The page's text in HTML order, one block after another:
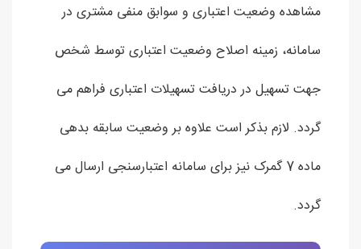
مشاهده وضعیت اعتباری و سوابق منفی مشتری در
سامانه، زمینه اصلاح وضعیت اعتباری توسط شخص
جهت تسهیل در دریافت تسهیلات اعتباری فراهم می
گردد. لازم بذکر است علاوه بر وضعیت سابقه بدهی
ماده 7 گمرک نیز برای سامانه اعتبارسنجی ارسال می
گردد.